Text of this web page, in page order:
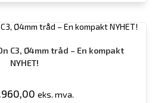
C3, Ø4mm tråd – En kompakt
NYHET!
eks. mva.